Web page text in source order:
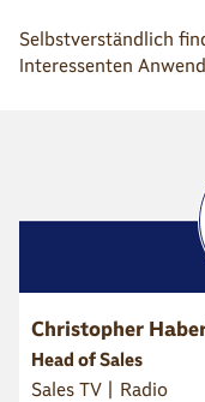
Selbstverständlich
Interessenten
Christopher
Head of Sales
Sales TV | Radio